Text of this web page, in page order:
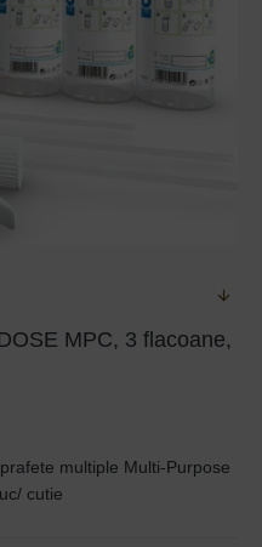
MPC, 3 flacoane,
multiple Multi-Purpose
cutie